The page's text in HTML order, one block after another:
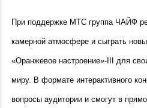
При поддержке МТС группа ЧАЙФ
камерной атмосфере и сыграть
«Оранжевое настроение»-III для
миру. В формате интерактивного
вопросы аудитории и смогут в